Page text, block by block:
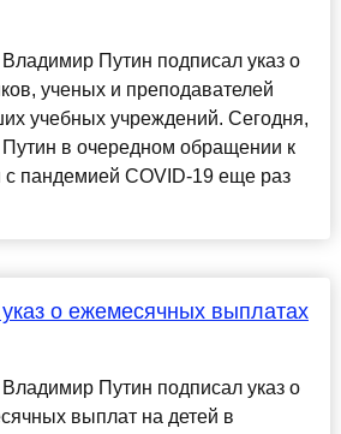
Путин подписал указ о
ученых и преподавателей
учебных учреждений. Сегодня,
в очередном обращении к
с пандемией COVID-19 еще раз
о ежемесячных выплатах
Путин подписал указ о
выплат на детей в